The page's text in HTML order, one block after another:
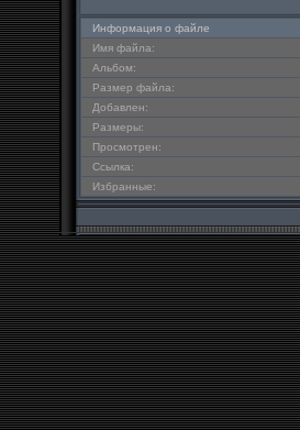
Информация о файле
Имя файла:
Альбом:
Размер файла:
Добавлен:
Размеры:
Просмотрен:
Ссылка:
Избранные: